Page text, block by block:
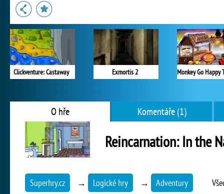
Clickventure: Castaway Exmortis 2
O hře Komentáře (1)
Reincarnation: In the
Superhry.cz → Logické hry → Adventury